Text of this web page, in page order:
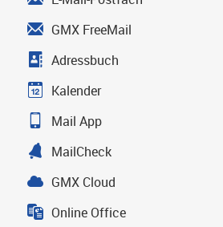
GMX FreeMail
Adressbuch
Kalender
Mail App
MailCheck
GMX Cloud
Online Office